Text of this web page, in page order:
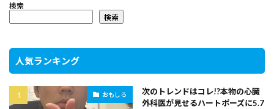
検索
検索
人気ランキング
おもしろ
次のトレンドはコレ!?本物の心臓
外科医が見せるハートポーズに5.7